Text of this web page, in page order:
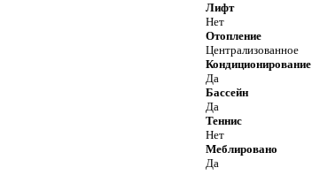
Лифт
Нет
Отопление
Централизованное
Кондиционирование
Да
Бассейн
Да
Теннис
Нет
Меблировано
Да